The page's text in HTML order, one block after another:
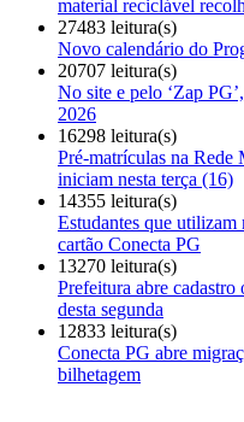
material reciclável
27483 leitura(s)
Novo calendário do
20707 leitura(s)
No site e pelo ‘Zap
2026
16298 leitura(s)
Pré-matrículas na
iniciam nesta terça (16)
14355 leitura(s)
Estudantes que utilizam
cartão Conecta PG
13270 leitura(s)
Prefeitura abre cadastro
desta segunda
12833 leitura(s)
Conecta PG abre
bilhetagem